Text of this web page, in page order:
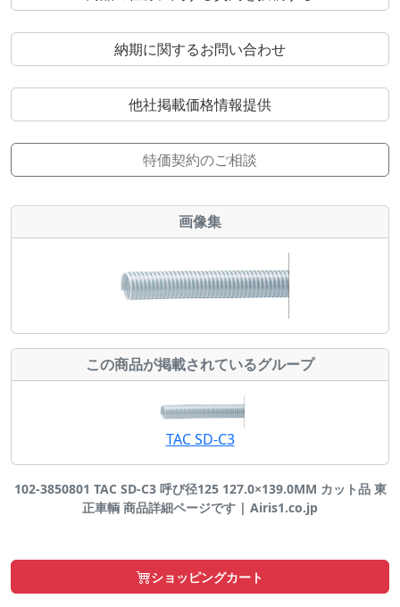
納期に関するお問い合わせ
他社掲載価格情報提供
特価契約のご相談
画像集
この商品が掲載されているグループ
TAC SD-C3
102-3850801 TAC SD-C3 呼び径125 127.0×139.0MM カット品 東
正車輌 商品詳細ページです | Airis1.co.jp
ショッピングカート